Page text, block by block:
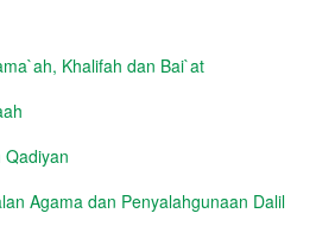
Khalifah dan Bai`at
Qadiyan
Agama dan Penyalahgunaan Dalil